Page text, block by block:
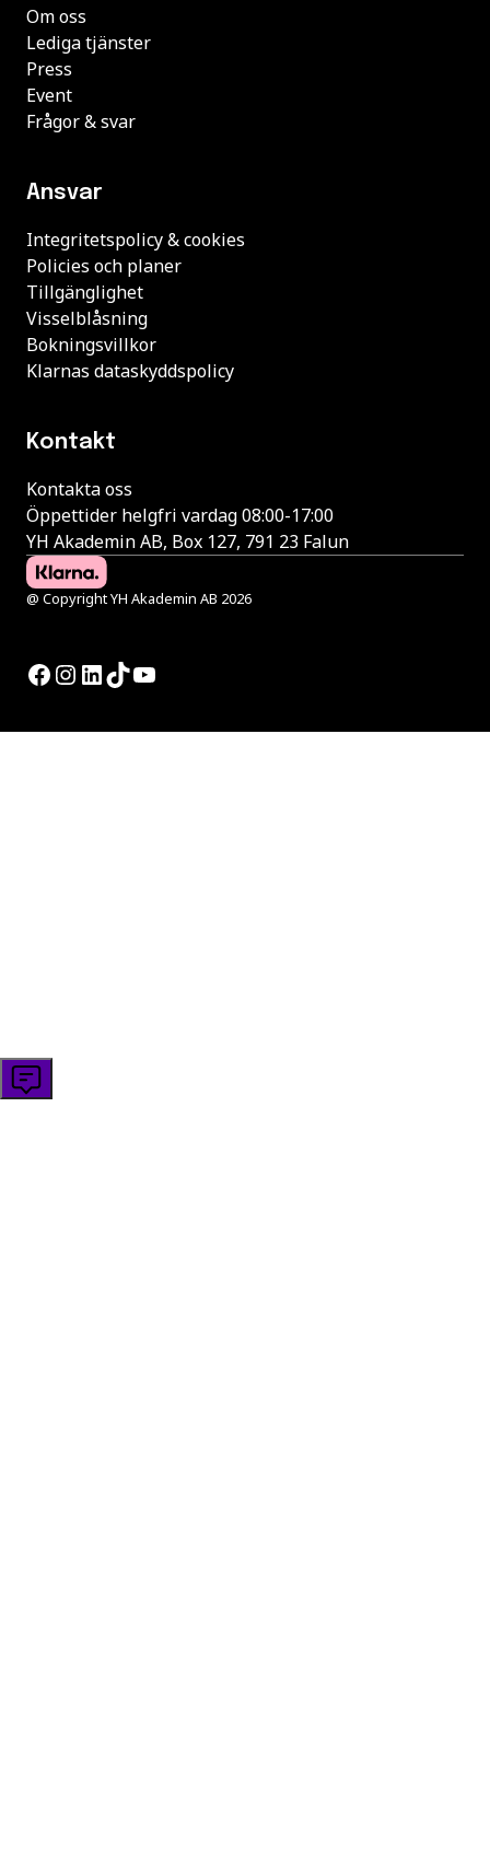
Om oss
Lediga tjänster
Press
Event
Frågor & svar
Ansvar
Integritetspolicy & cookies
Policies och planer
Tillgänglighet
Visselblåsning
Bokningsvillkor
Klarnas dataskyddspolicy
Kontakt
Kontakta oss
Öppettider helgfri vardag 08:00-17:00
YH Akademin AB, Box 127, 791 23 Falun
@ Copyright YH Akademin AB 2026
Facebook
Instagram
LinkedIn
TikTok
YouTube